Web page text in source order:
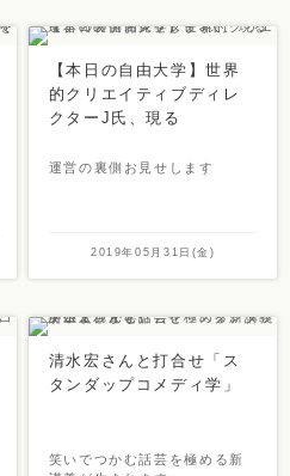
【本日の自由大学】世界
的クリエイティブディレ
クターJ氏、現る
運営の裏側お見せします
2019年05月31日(金)
清水宏さんと打合せ「ス
タンダップコメディ学」
笑いでつかむ話芸を極める新